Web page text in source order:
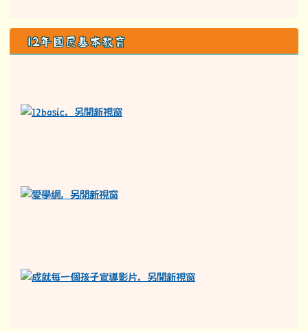
12年國民基本教育